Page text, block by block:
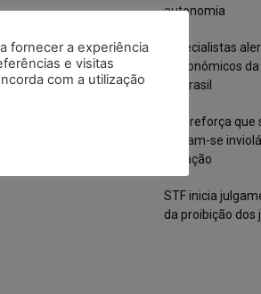
autonomia
Especialistas
e econômicos
no Brasil
TSE reforça
tornam-se
lacração
STF inicia
da proibição dos
fornecer a experiência
e visitas
com a utilização